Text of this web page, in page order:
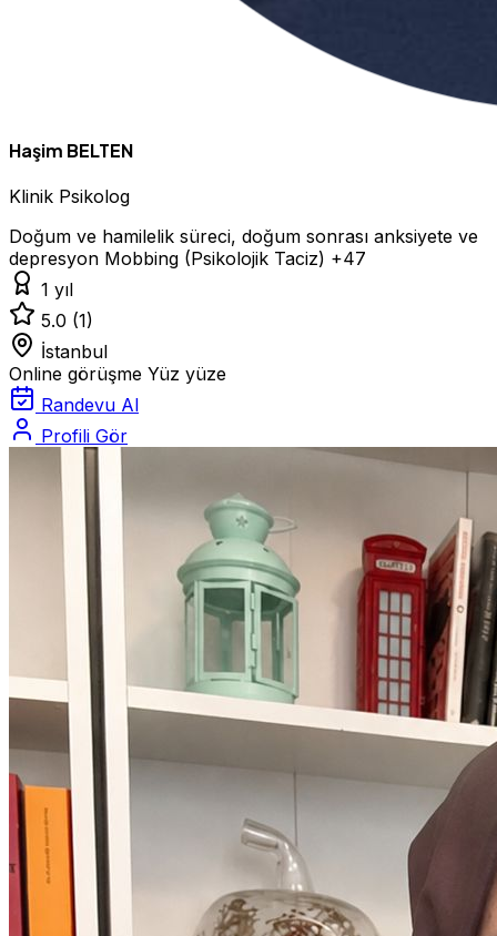
Haşim BELTEN
Klinik Psikolog
Doğum ve hamilelik süreci, doğum sonrası anksiyete ve
depresyon Mobbing (Psikolojik Taciz) +47
1 yıl
5.0 (1)
İstanbul
Online görüşme Yüz yüze
Randevu Al
Profili Gör